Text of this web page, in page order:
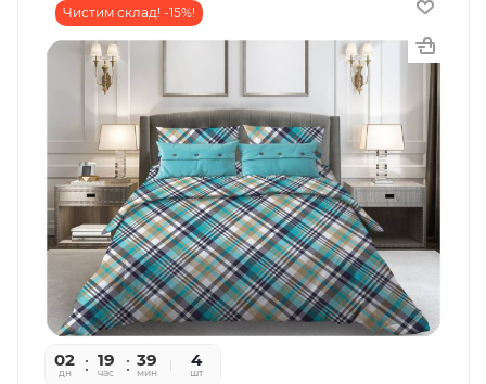
Чистим склад! -15%!
02
дн
19
час
39
мин
56
сек
4
шт